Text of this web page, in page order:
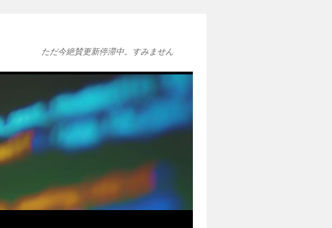
ただ今絶賛更新停滞中。すみません